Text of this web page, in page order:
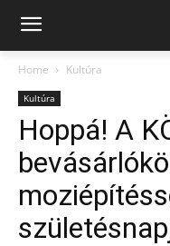
Home Kultúra
Kultúra
Hoppá! A